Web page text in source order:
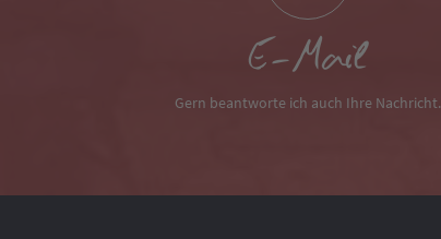
E-Mail
Gern beantworte ich auch Ihre Nachricht.